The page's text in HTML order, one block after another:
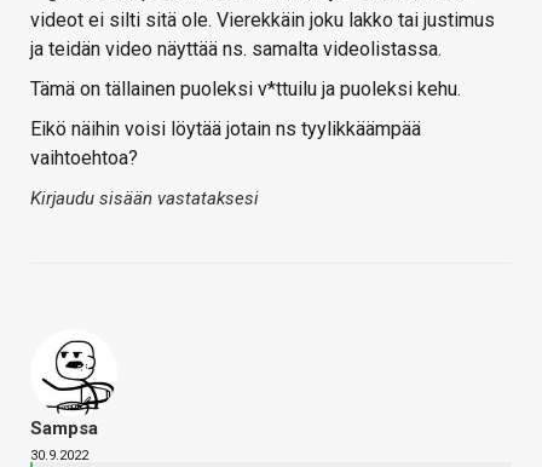
videot ei silti sitä ole. Vierekkäin joku lakko tai justimus
ja teidän video näyttää ns. samalta videolistassa.
Tämä on tällainen puoleksi v*ttuilu ja puoleksi kehu.
Eikö näihin voisi löytää jotain ns tyylikkäämpää
vaihtoehtoa?
Kirjaudu sisään vastataksesi
Sampsa
30.9.2022